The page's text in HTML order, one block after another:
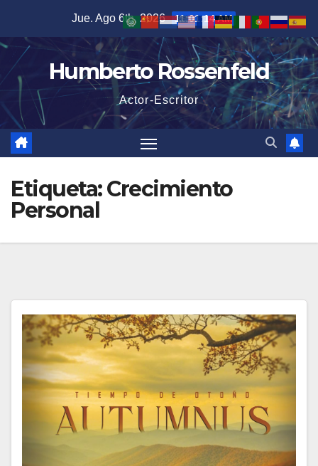
contenido
Jue. Ago 6th, 2026 11:01:15 AM
Humberto Rossenfeld
Actor-Escritor
Etiqueta:Crecimiento
Personal